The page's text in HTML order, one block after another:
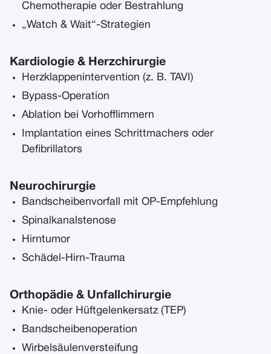
Chemotherapie oder Bestrahlung
„Watch & Wait“-Strategien
Kardiologie & Herzchirurgie
Herzklappenintervention (z. B. TAVI)
Bypass-Operation
Ablation bei Vorhofflimmern
Implantation eines Schrittmachers oder
Defibrillators
Neurochirurgie
Bandscheibenvorfall mit OP-Empfehlung
Spinalkanalstenose
Hirntumor
Schädel-Hirn-Trauma
Orthopädie & Unfallchirurgie
Knie- oder Hüftgelenkersatz (TEP)
Bandscheibenoperation
Wirbelsäulenversteifung